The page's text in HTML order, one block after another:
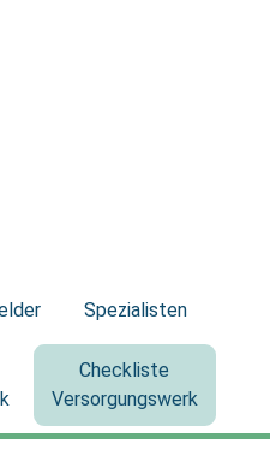
Spezialisten
Checkliste
Versorgungswerk